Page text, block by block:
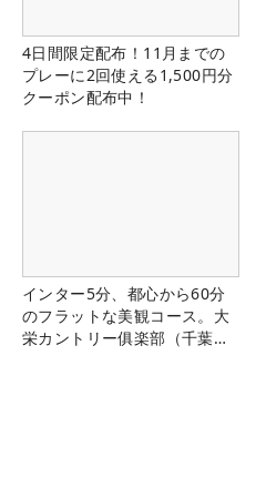
4日間限定配布！11月までの
プレーに2回使える1,500円分
クーポン配布中！
インター5分、都心から60分
のフラットな美観コース。大
栄カントリー俱楽部（千葉